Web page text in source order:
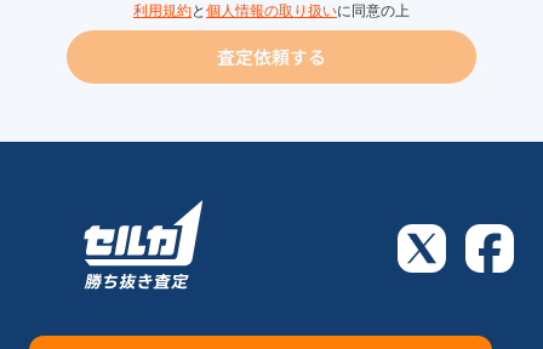
利用規約と 個人情報の取り扱いに同意の上
査定依頼する